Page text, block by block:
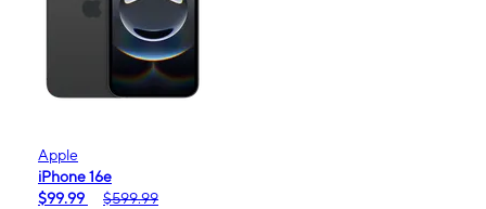
Apple
iPhone 16e
$99.99
$599.99